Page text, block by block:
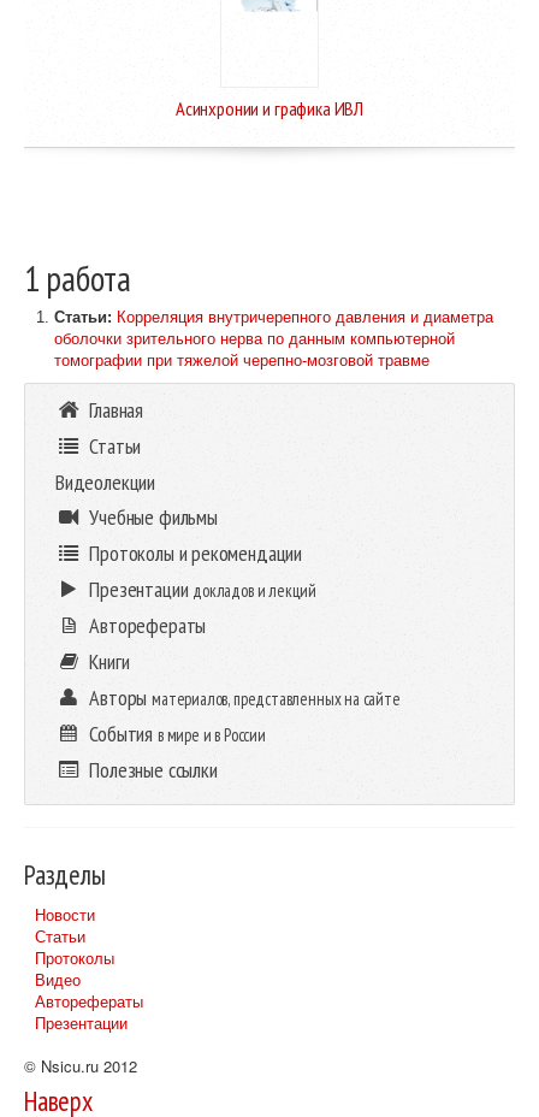
Асинхронии и графика ИВЛ
1 работа
Статьи: Корреляция внутричерепного давления и диаметра
оболочки зрительного нерва по данным компьютерной
томографии при тяжелой черепно-мозговой травме
Главная
Статьи
Видеолекции
Учебные фильмы
Протоколы и рекомендации
Презентации докладов и лекций
Авторефераты
Книги
Авторыматериалов, представленных на сайте
События в мире и в России
Полезные ссылки
Разделы
Новости
Статьи
Протоколы
Видео
Авторефераты
Презентации
© Nsicu.ru 2012
Наверх